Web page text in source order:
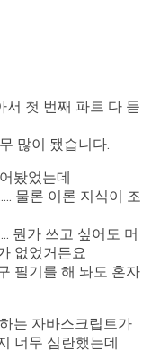
서 첫 번째 파트 다 듣
많이 됐습니다.
봤었는데
물론 이론 지식이 조
뭔가 쓰고 싶어도 머
없었거든요
필기를 해 놔도 혼자
는 자바스크립트가
너무 심란했는데